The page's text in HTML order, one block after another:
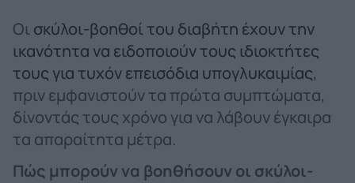
Οισκύλοι-βοηθοί του διαβήτη έχουν την
ικανότητα να ειδοποιούν τους ιδιοκτήτες
τους για τυχόν επεισόδια υπογλυκαιμίας,
πριν εμφανιστούν τα πρώτα συμπτώματα,
δίνοντάς τους χρόνο για να λάβουν έγκαιρα
τα απαραίτητα μέτρα.
Πώς μπορούν να βοηθήσουν οι σκύλοι-